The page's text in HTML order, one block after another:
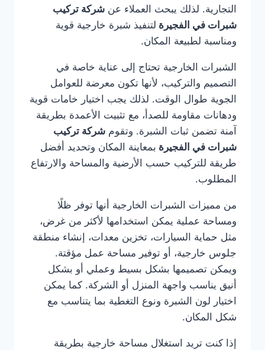
التجارية. لذلك يبحث العملاء عن شركة تركيب
شبرات في الفجيرة لتنفيذ شبرة خارجية قوية
ومناسبة لطبيعة المكان.
الشبرات الخارجية تحتاج إلى عناية خاصة في
التصميم والتركيب، لأنها تكون معرضة للعوامل
الجوية طوال الوقت. لذلك يجب اختيار خامات قوية
ودهانات مقاومة للصدأ، مع تثبيت الأعمدة بطريقة
آمنة تضمن ثبات الشبرة. وتقوم شركة تركيب
شبرات في الفجيرة بمعاينة المكان وتحديد أفضل
طريقة للتركيب حسب الأرضية والمساحة والارتفاع
المطلوب.
من مميزات الشبرات الخارجية أنها توفر ظلًا
ومساحة عملية يمكن استخدامها لأكثر من غرض،
مثل حماية السيارات، تخزين معدات، إنشاء منطقة
جلوس خارجية، أو توفير مساحة عمل مؤقتة.
ويمكن تصميمها بشكل بسيط وعملي أو بشكل
أنيق يناسب واجهة المنزل أو الشركة. كما يمكن
اختيار لون الشبرة ونوع التغطية بما يتناسب مع
شكل المكان.
إذا كنت تريد استغلال مساحة خارجية بطريقة